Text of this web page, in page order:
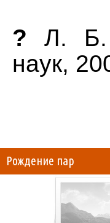
? Л. Б.
наук,
Рождение пар